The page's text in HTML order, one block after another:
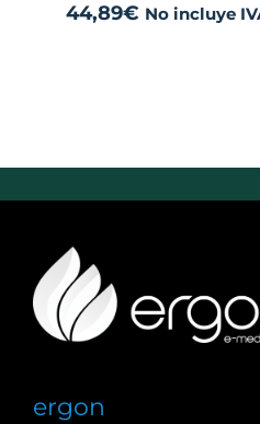
44,89€ No incluye
ergon